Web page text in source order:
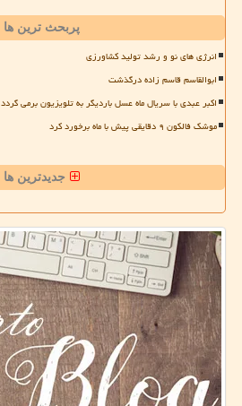
پربحث ترین ها
انرژی های نو و رشد تولید کشاورزی
ابوالقاسم قاسم زاده درگذشت
اکبر عبدی با سریال ماه عسل باردیگر به تلویزیون برمی گردد
موشک فالکون ۹ دقایقی پیش با ماه برخورد کرد
جدیدترین ها